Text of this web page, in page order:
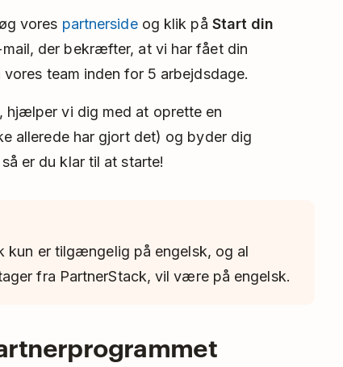
vores partnersideog klik på Start din
der bekræfter, at vi har fået din
team inden for 5 arbejdsdage.
hjælper vi dig med at oprette en
allerede har gjort det) og byder dig
er du klar til at starte!
kun er tilgængelig på engelsk, og al
fra PartnerStack, vil være på engelsk.